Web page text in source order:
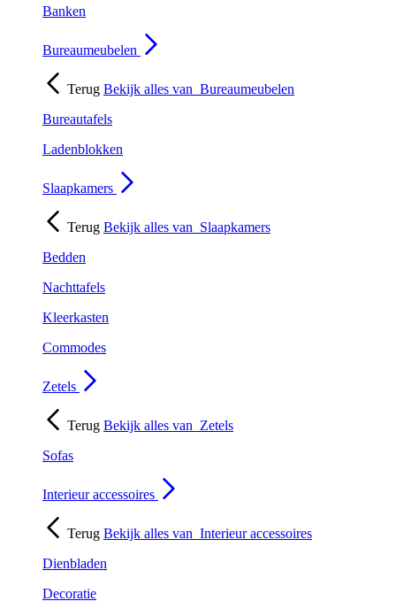
Banken
Bureaumeubelen
Terug Bekijk alles van Bureaumeubelen
Bureautafels
Ladenblokken
Slaapkamers
Terug Bekijk alles van Slaapkamers
Bedden
Nachttafels
Kleerkasten
Commodes
Zetels
Terug Bekijk alles van Zetels
Sofas
Interieur accessoires
Terug Bekijk alles van Interieur accessoires
Dienbladen
Decoratie